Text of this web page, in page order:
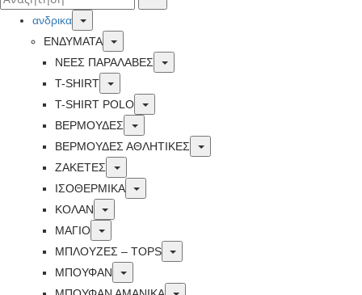
για:
ανδρικα
Toggle
ΕΝΔΥΜΑΤΑ
Toggle
ΝΕΕΣ ΠΑΡΑΛΑΒΕΣ
Toggle
T-SHIRT
Toggle
T-SHIRT POLO
Toggle
ΒΕΡΜΟΥΔΕΣ
Toggle
ΒΕΡΜΟΥΔΕΣ ΑΘΛΗΤΙΚΕΣ
Toggle
ΖΑΚΕΤΕΣ
Toggle
ΙΣΟΘΕΡΜΙΚΆ
Toggle
ΚΟΛΑΝ
Toggle
ΜΑΓΙΟ
Toggle
ΜΠΛΟΥΖΕΣ – TOPS
Toggle
ΜΠΟΥΦΑΝ
Toggle
Toggle